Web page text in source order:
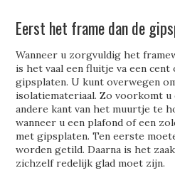
Eerst het frame dan de
Wanneer u zorgvuldig het
is het vaal een fluitje va een
gipsplaten. U kunt overwegen
isolatiemateriaal. Zo voorkomt u
andere kant van het muurtje te
wanneer u een plafond of een
met gipsplaten. Ten eerste
worden getild. Daarna is het
zichzelf redelijk glad moet zijn.